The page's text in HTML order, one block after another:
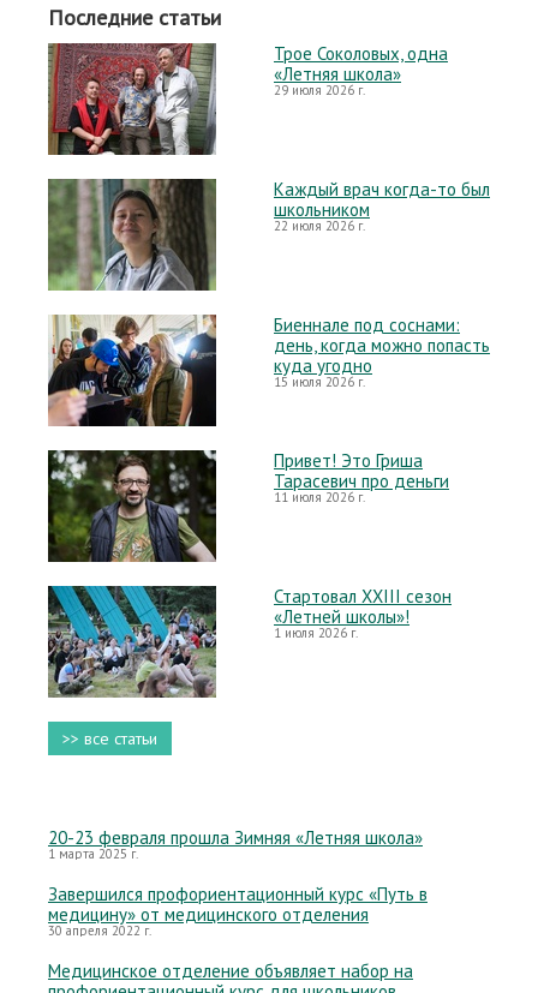
Последние статьи
Трое Соколовых, одна
«Летняя школа»
29 июля 2026 г.
Каждый врач когда-то был
школьником
22 июля 2026 г.
Биеннале под соснами:
день, когда можно попасть
куда угодно
15 июля 2026 г.
Привет! Это Гриша
Тарасевич про деньги
11 июля 2026 г.
Стартовал XXIII сезон
«Летней школы»!
1 июля 2026 г.
>> все статьи
20-23 февраля прошла Зимняя «Летняя школа»
1 марта 2025 г.
Завершился профориентационный курс «Путь в
медицину» от медицинского отделения
30 апреля 2022 г.
Медицинское отделение объявляет набор на